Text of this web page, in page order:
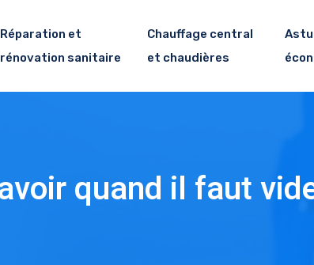
Réparation et
rénovation sanitaire
Chauffage central
et chaudières
quand il faut